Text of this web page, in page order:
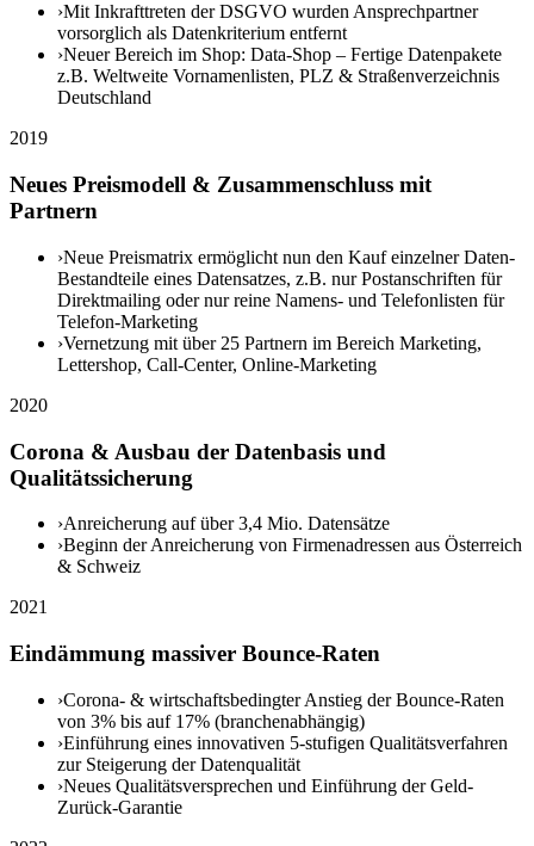
›Mit Inkrafttreten der DSGVO wurden Ansprechpartner
vorsorglich als Datenkriterium entfernt
›Neuer Bereich im Shop: Data-Shop – Fertige Datenpakete
z.B. Weltweite Vornamenlisten, PLZ & Straßenverzeichnis
Deutschland
2019
Neues Preismodell & Zusammenschluss mit
Partnern
›Neue Preismatrix ermöglicht nun den Kauf einzelner Daten-
Bestandteile eines Datensatzes, z.B. nur Postanschriften für
Direktmailing oder nur reine Namens- und Telefonlisten für
Telefon-Marketing
›Vernetzung mit über 25 Partnern im Bereich Marketing,
Lettershop, Call-Center, Online-Marketing
2020
Corona & Ausbau der Datenbasis und
Qualitätssicherung
›Anreicherung auf über 3,4 Mio. Datensätze
›Beginn der Anreicherung von Firmenadressen aus Österreich
& Schweiz
2021
Eindämmung massiver Bounce-Raten
›Corona- & wirtschaftsbedingter Anstieg der Bounce-Raten
von 3% bis auf 17% (branchenabhängig)
›Einführung eines innovativen 5-stufigen Qualitätsverfahren
zur Steigerung der Datenqualität
›Neues Qualitätsversprechen und Einführung der Geld-
Zurück-Garantie